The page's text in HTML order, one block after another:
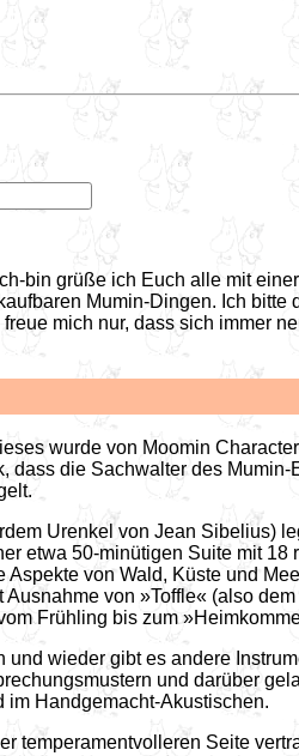
bin grüße ich Euch alle mit
Mumin-Dingen. Ich
mich nur, dass sich immer
wurde von Moomin
die Sachwalter des
Urenkel von Jean Sibelius)
etwa 50-minütigen Suite mit
von Wald, Küste und
von »Toffle« (also
Frühling bis zum
wieder gibt es andere
und darüber
Handgemacht-Akustischen.
temperamentvolleren Seite